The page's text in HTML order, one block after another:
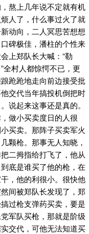
熬上几年说不定就有机
人了，什么事过火了就
动向，二人冥思苦想想
碑极佳，潘柱的个性来
上郑队长大喊：“勒
全村人都惊愕不已，更
跄跄地走向前边接受批
交代当年搞投机倒把时
说起来这事还是真的。
做小买卖度日的人很
买卖。那阵子买卖军火
颗枪。那事无人知晓，
二拇指给打飞了，他从
底是谁买了他的枪，在
，他的利很小。很快他
间被郑队长发现了，郑
过枪支弹药买卖，要是
军队买枪，那就是阶级
交代，可他无法知道买